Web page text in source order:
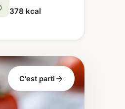
378 kcal
C'est parti